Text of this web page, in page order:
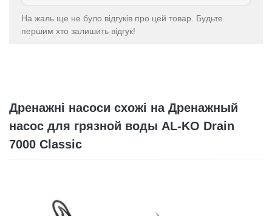
На жаль ще не було відгуків про цей товар. Будьте
першим хто залишить відгук!
Дренажні насоси схожі на Дренажный
насос для грязной воды AL-KO Drain
7000 Classic